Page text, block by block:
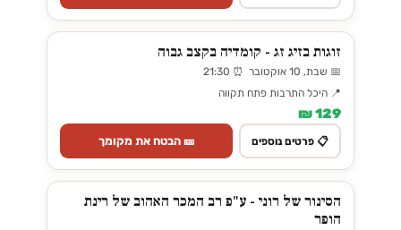
זוגות בזיג זג - קומדיה בקצב גבוה
📅 שבת, 10 אוקטובר ⏰ 21:30
📍 היכל התרבות פתח תקווה
129 ₪
📋 פרטים נוספים 🎫 הבטח את מקומך
הסינור של רוני - ע"פ רב המכר האהוב של רינת
הופר